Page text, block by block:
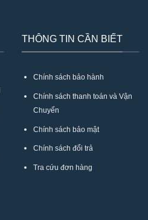
THÔNG TIN CẦN BIẾT
Chính sách bảo hành
Chính sách thanh toán và Vận
Chuyển
Chính sách bảo mật
Chính sách đổi trả
Tra cứu đơn hàng